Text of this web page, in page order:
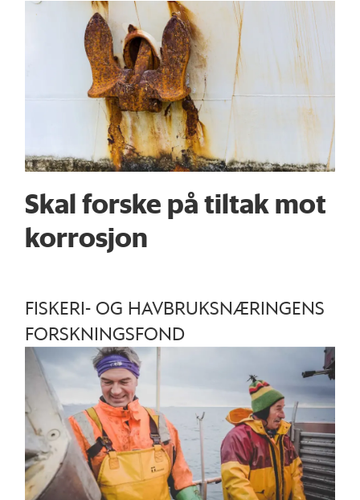
Skal forske på tiltak mot
korrosjon
FISKERI- OG HAVBRUKSNÆRINGENS
FORSKNINGSFOND